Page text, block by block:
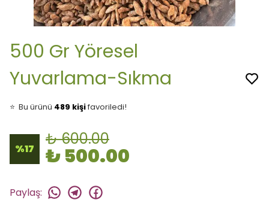
500 Gr Yöresel
Yuvarlama-Sıkma
👀 Şu an35 kişiinceliyor!
🛒
84 kişisepetine ekledi!
Hızlı teslimatyapılıyor!
%17
₺ 600.00
₺ 500.00
Paylaş: